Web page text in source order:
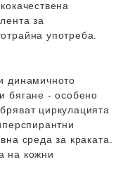
за
употреба.
динамичното
бягане - особено
циркулацията
среда за краката.
на кожни